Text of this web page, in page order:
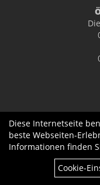
Diese Internetseite
beste Webseiten-
Informationen finden
Cookie-